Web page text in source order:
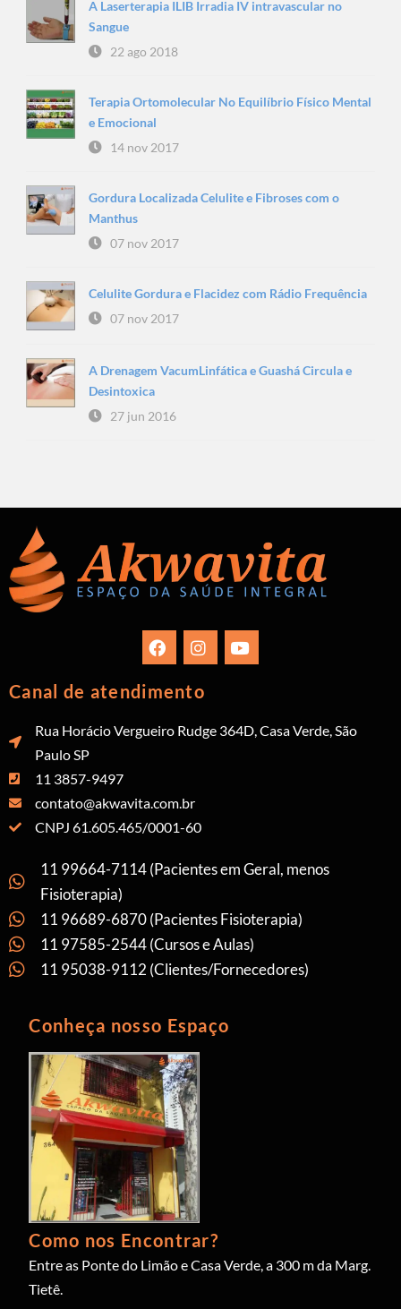
A Laserterapia ILIB Irradia IV intravascular no
Sangue
22 ago 2018
Terapia Ortomolecular No Equilíbrio Físico Mental
e Emocional
14 nov 2017
Gordura Localizada Celulite e Fibroses com o
Manthus
07 nov 2017
Celulite Gordura e Flacidez com Rádio Frequência
07 nov 2017
A Drenagem VacumLinfática e Guashá Circula e
Desintoxica
27 jun 2016
Canal de atendimento
Rua Horácio Vergueiro Rudge 364D, Casa Verde, São
Paulo SP
11 3857-9497
contato@akwavita.com.br
CNPJ 61.605.465/0001-60
11 99664-7114 (Pacientes em Geral, menos
Fisioterapia)
11 96689-6870 (Pacientes Fisioterapia)
11 97585-2544 (Cursos e Aulas)
11 95038-9112 (Clientes/Fornecedores)
Conheça nosso Espaço
Como nos Encontrar?
Entre as Ponte do Limão e Casa Verde, a 300 m da Marg.
Tietê.